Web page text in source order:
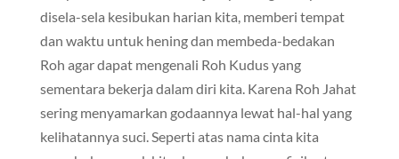
disela-sela kesibukan harian kita, memberi tempat
dan waktu untuk hening dan membeda-bedakan
Roh agar dapat mengenali Roh Kudus yang
sementara bekerja dalam diri kita. Karena Roh Jahat
sering menyamarkan godaannya lewat hal-hal yang
kelihatannya suci. Seperti atas nama cinta kita